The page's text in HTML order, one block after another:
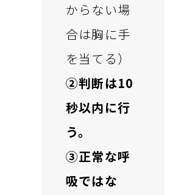
からない場
合は胸に手
を当てる）
②判断は10
秒以内に行
う。
③正常な呼
吸ではな